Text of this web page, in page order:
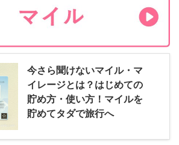
今さら聞けないマイル・マ
イレージとは？はじめての
貯め方・使い方！マイルを
貯めてタダで旅行へ